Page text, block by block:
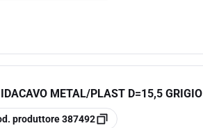
METAL/PLAST D=15,5 GRIGIO
produttore387492